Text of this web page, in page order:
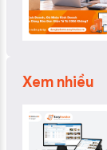
Xem nhiều